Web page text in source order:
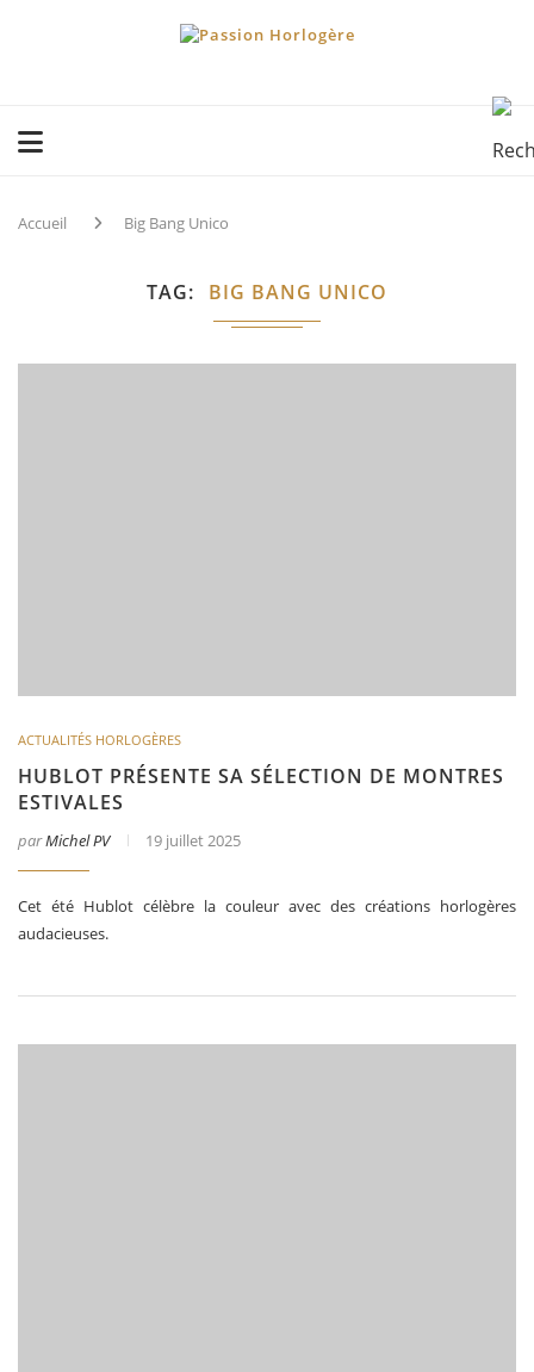
Accueil Big Bang Unico
TAG BIG BANG UNICO
ACTUALITÉS HORLOGÈRES
HUBLOT PRÉSENTE SA SÉLECTION DE MONTRES
ESTIVALES
parMichel PV 19 juillet 2025
Cet été Hublot célèbre la couleur avec des créations horlogères
audacieuses.